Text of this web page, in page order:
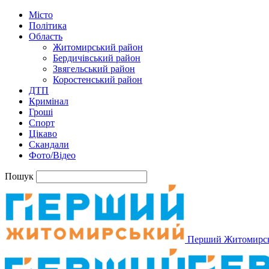
Місто
Політика
Область
Житомирський район
Бердичівський район
Звягельський район
Коростенський район
ДТП
Кримінал
Гроші
Спорт
Цікаво
Скандали
Фото/Відео
Пошук
Перший